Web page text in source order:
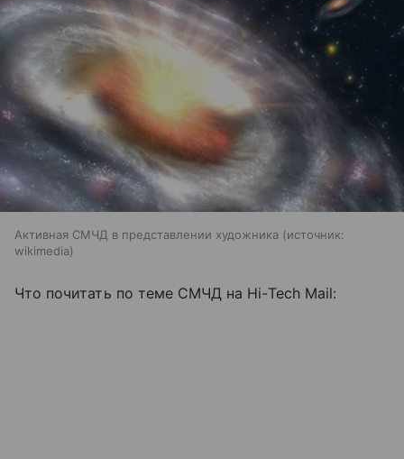
Активная СМЧД в представлении художника
источник:
wikimedia
Что почитать по теме СМЧД на Hi-Tech Mail: